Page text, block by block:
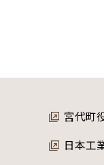
宮代町
日本工